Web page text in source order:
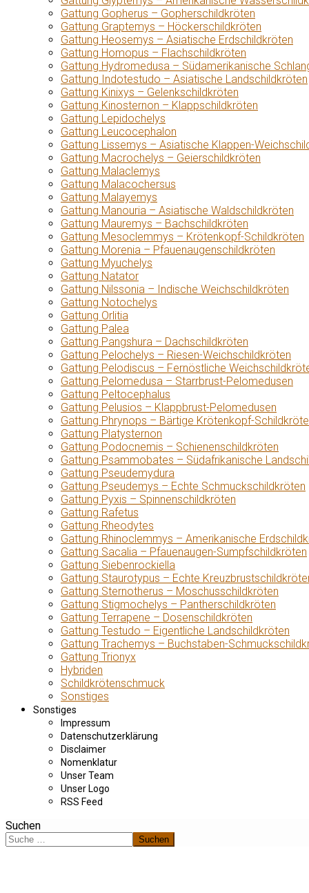
Gattung Gopherus – Gopherschildkröten
Gattung Graptemys – Höckerschildkröten
Gattung Heosemys – Asiatische Erdschildkröten
Gattung Homopus – Flachschildkröten
Gattung Hydromedusa – Südamerikanische
Gattung Indotestudo – Asiatische Landschildkröten
Gattung Kinixys – Gelenkschildkröten
Gattung Kinosternon – Klappschildkröten
Gattung Lepidochelys
Gattung Leucocephalon
Gattung Lissemys – Asiatische Klappen-
Gattung Macrochelys – Geierschildkröten
Gattung Malaclemys
Gattung Malacochersus
Gattung Malayemys
Gattung Manouria – Asiatische Waldschildkröten
Gattung Mauremys – Bachschildkröten
Gattung Mesoclemmys – Krötenkopf-Schildkröten
Gattung Morenia – Pfauenaugenschildkröten
Gattung Myuchelys
Gattung Natator
Gattung Nilssonia – Indische Weichschildkröten
Gattung Notochelys
Gattung Orlitia
Gattung Palea
Gattung Pangshura – Dachschildkröten
Gattung Pelochelys – Riesen-Weichschildkröten
Gattung Pelodiscus – Fernöstliche
Gattung Pelomedusa – Starrbrust-Pelomedusen
Gattung Peltocephalus
Gattung Pelusios – Klappbrust-Pelomedusen
Gattung Phrynops – Bärtige Krötenkopf-
Gattung Platysternon
Gattung Podocnemis – Schienenschildkröten
Gattung Psammobates – Südafrikanische
Gattung Pseudemydura
Gattung Pseudemys – Echte Schmuckschildkröten
Gattung Pyxis – Spinnenschildkröten
Gattung Rafetus
Gattung Rheodytes
Gattung Rhinoclemmys – Amerikanische
Gattung Sacalia – Pfauenaugen-Sumpfschildkröten
Gattung Siebenrockiella
Gattung Staurotypus – Echte
Gattung Sternotherus – Moschusschildkröten
Gattung Stigmochelys – Pantherschildkröten
Gattung Terrapene – Dosenschildkröten
Gattung Testudo – Eigentliche Landschildkröten
Gattung Trachemys – Buchstaben-
Gattung Trionyx
Hybriden
Schildkrötenschmuck
Sonstiges
Sonstiges
Impressum
Datenschutzerklärung
Disclaimer
Nomenklatur
Unser Team
Unser Logo
RSS Feed
Suchen
Suchen